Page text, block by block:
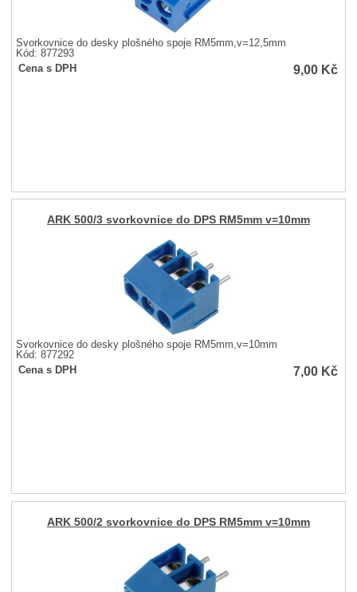
Svorkovnice do desky plošného spoje RM5mm,v=12,5mm
Kód: 877293
Cena s DPH
9,00 Kč
ARK 500/3 svorkovnice do DPS RM5mm v=10mm
Svorkovnice do desky plošného spoje RM5mm,v=10mm
Kód: 877292
Cena s DPH
7,00 Kč
ARK 500/2 svorkovnice do DPS RM5mm v=10mm